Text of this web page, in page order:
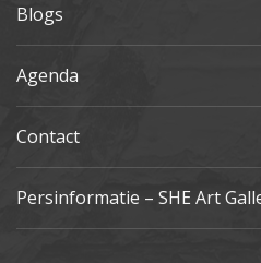
Blogs
Agenda
Contact
Persinformatie – SHE Art